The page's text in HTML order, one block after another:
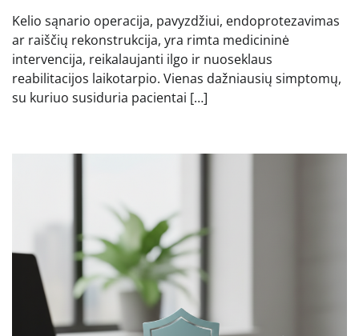
Kelio sąnario operacija, pavyzdžiui, endoprotezavimas
ar raiščių rekonstrukcija, yra rimta medicininė
intervencija, reikalaujanti ilgo ir nuoseklaus
reabilitacijos laikotarpio. Vienas dažniausių simptomų,
su kuriuo susiduria pacientai […]